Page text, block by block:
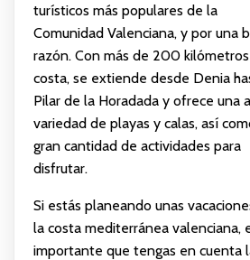
turísticos más populares de la
Comunidad Valenciana, y por una
razón. Con más de 200
costa, se extiende desde Denia
Pilar de la Horadada y ofrece una
variedad de playas y calas, así
gran cantidad de actividades para
disfrutar.
Si estás planeando unas
la costa mediterránea valenciana,
importante que tengas en cuenta